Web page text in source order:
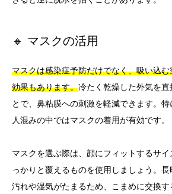
🔸 マスクの活用
マスクは感染症予防だけでなく、吸い込
効果もあります。冷たく乾燥した外気を直
とで、鼻粘膜への刺激を軽減できます。特
人混みの中ではマスクの着用が有効です。
マスクを選ぶ際は、顔にフィットするサ
っかりと覆えるものを使用しましょう。
汚れや湿気がたまるため、こまめに交換す